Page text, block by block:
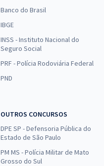
Banco do Brasil
IBGE
INSS - Instituto Nacional do
Seguro Social
PRF - Polícia Rodoviária Federal
PND
OUTROS CONCURSOS
DPE SP - Defensoria Pública do
Estado de São Paulo
PM MS - Polícia Militar de Mato
Grosso do Sul